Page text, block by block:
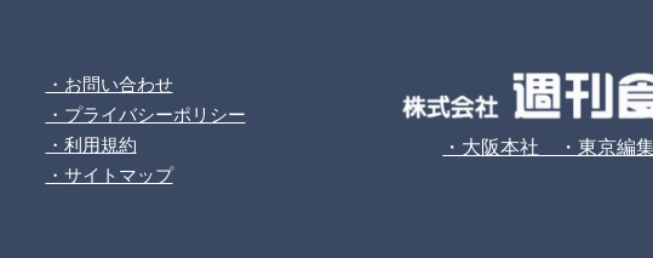
・お問い合わせ
・プライバシーポリシー
・利用規約
・サイトマップ
・大阪本社 ・東京編